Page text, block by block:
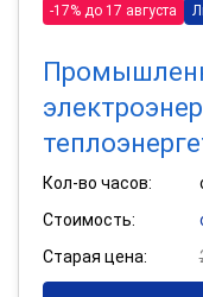
-17% до 17 августа
Кол-во часов:
Стоимость:
Старая цена: